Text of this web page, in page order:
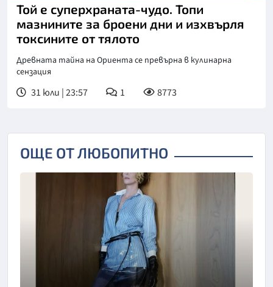
Той е суперхраната-чудо. Топи
мазнините за броени дни и изхвърля
токсините от тялото
Древната тайна на Ориента се превърна в кулинарна
сензация
31 юли | 23:57 1 8773
ОЩЕ ОТ ЛЮБОПИТНО